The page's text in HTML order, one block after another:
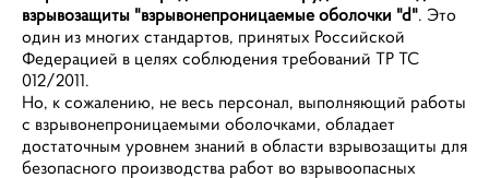
взрывозащиты "взрывонепроницаемые оболочки "d". Это
один из многих стандартов, принятых Российской
Федерацией в целях соблюдения требований ТР ТС
012/2011.
Но, к сожалению, не весь персонал, выполняющий работы
с взрывонепроницаемыми оболочками, обладает
достаточным уровнем знаний в области взрывозащиты для
безопасного производства работ во взрывоопасных